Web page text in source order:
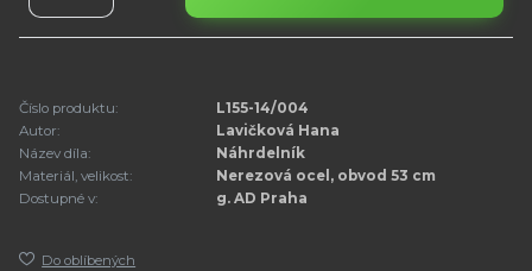
Číslo produktu:
L155-14/004
Autor:
Lavičková Hana
Název díla:
Náhrdelník
Materiál, velikost:
Nerezová ocel, obvod 53 cm
Dostupné v:
g. AD Praha
Do oblíbených